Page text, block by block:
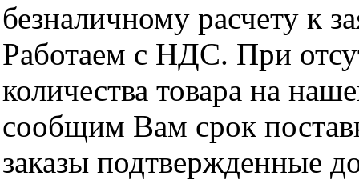
безналичному расчету к
Работаем с НДС. При
количества товара на
сообщим Вам срок
заказы подтвержденные